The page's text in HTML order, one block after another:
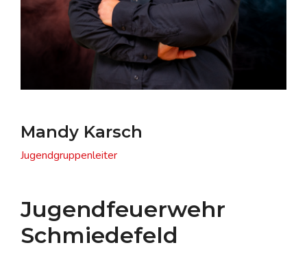
Mandy Karsch
Jugendgruppenleiter
Jugendfeuerwehr
Schmiedefeld